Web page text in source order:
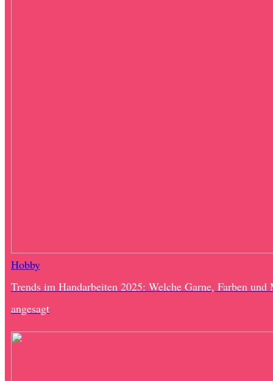
Hobby
Trends im Handarbeiten 2025: Welche Garne, Farben und
angesagt